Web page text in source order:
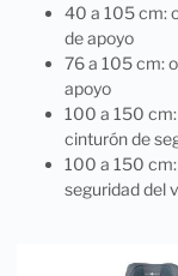
40 a 105 cm:
de apoyo
76 a 105 cm:
apoyo
100 a 150
cinturón de
100 a 150
seguridad del